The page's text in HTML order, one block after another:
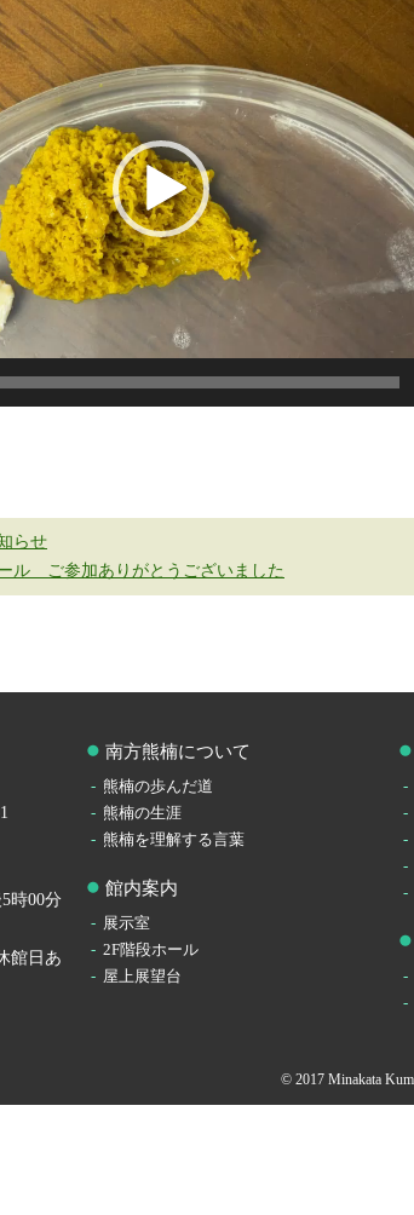
らせ
ル ご参加ありがとうございました
時00分
館日あ
南方熊楠について
熊楠の歩んだ道
熊楠の生涯
熊楠を理解する言葉
館内案内
展示室
2F階段ホール
屋上展望台
© 2017 Minakata